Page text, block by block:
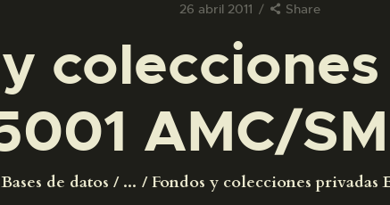
26 abril 2011 Share
AMC/
Bases de datos ... Fondos y colecciones privadas
COLECCIONES
DIDÁCTICA
ESPAÑOL